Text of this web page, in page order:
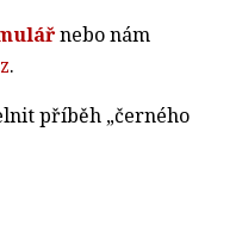
nebo nám
.
příběh „černého